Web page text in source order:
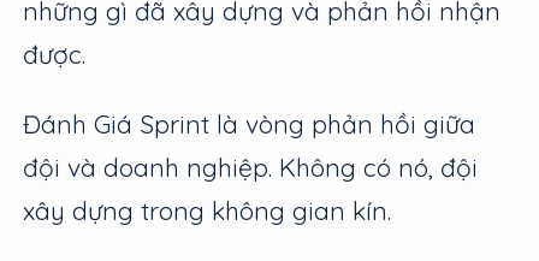
những gì đã xây dựng và phản hồi nhận
được.
Đánh Giá Sprint là vòng phản hồi giữa
đội và doanh nghiệp. Không có nó, đội
xây dựng trong không gian kín.